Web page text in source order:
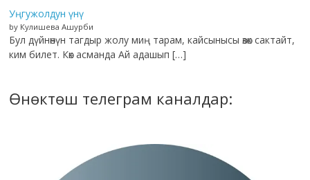
Уңгужолдун үнү
by Кулишева Ашурби
Бул дүйнөнүн тагдыр жолу миң тарам, кайсынысы өзөк сактайт,
ким билет. Көк асманда Ай адашып […]
Өнөктөш телеграм каналдар: